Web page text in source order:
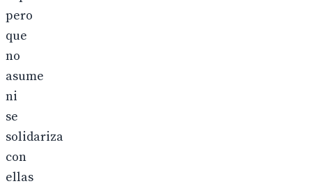
pero
que
no
asume
ni
se
solidariza
con
ellas